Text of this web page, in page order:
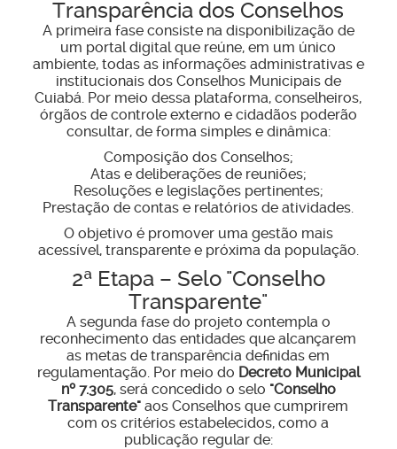
Transparência dos Conselhos
A primeira fase consiste na disponibilização de
um portal digital que reúne, em um único
ambiente, todas as informações administrativas e
institucionais dos Conselhos Municipais de
Cuiabá. Por meio dessa plataforma, conselheiros,
órgãos de controle externo e cidadãos poderão
consultar, de forma simples e dinâmica:
Composição dos Conselhos;
Atas e deliberações de reuniões;
Resoluções e legislações pertinentes;
Prestação de contas e relatórios de atividades.
O objetivo é promover uma gestão mais
acessível, transparente e próxima da população.
2ª Etapa – Selo "Conselho
Transparente"
A segunda fase do projeto contempla o
reconhecimento das entidades que alcançarem
as metas de transparência definidas em
regulamentação. Por meio do Decreto Municipal
nº 7.305, será concedido o selo "Conselho
Transparente" aos Conselhos que cumprirem
com os critérios estabelecidos, como a
publicação regular de: